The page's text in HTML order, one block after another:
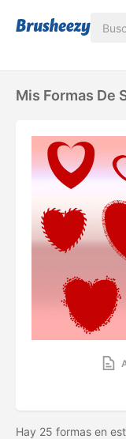
Mis Formas De
Hay 25 formas en